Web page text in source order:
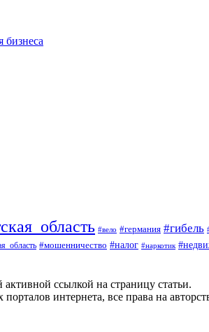
бизнеса
#вело #германия #гибель
#мошенничество #налог #наркотик
ссылкой на страницу статьи.
интернета, все права на